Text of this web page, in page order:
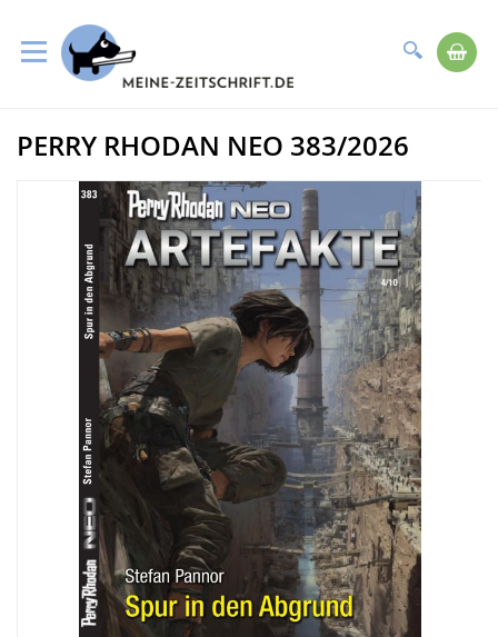
Suche
zum
Inhalt
Zum
PERRY RHODAN NEO 383/2026